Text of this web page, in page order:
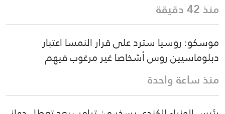
منذ 42 دقيقة
موسكو: روسيا سترد على قرار النمسا اعتبار
دبلوماسيين روس أشخاصا غير مرغوب فيهم
منذ ساعة واحدة